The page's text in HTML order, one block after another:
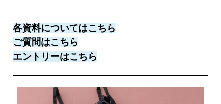
各資料についてはこちら
ご質問はこちら
エントリーはこちら